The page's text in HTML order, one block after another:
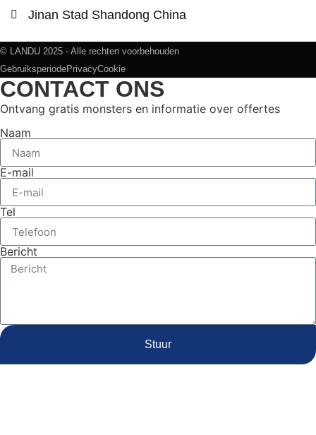
Jinan Stad Shandong China
© LANDU 2025 - Alle rechten voorbehouden
GebruiksperiodePrivacyCookie
CONTACT ONS
Ontvang gratis monsters en informatie over offertes
Naam
E-mail
Tel
Bericht
Stuur